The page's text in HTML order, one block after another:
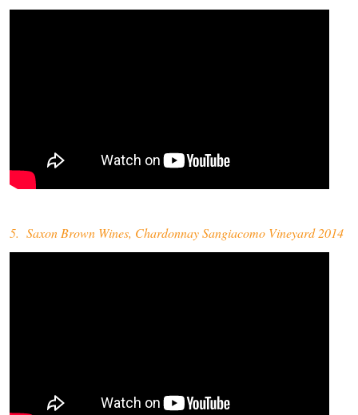
5. Saxon Brown Wines, Chardonnay Sangiacomo Vineyard 2014